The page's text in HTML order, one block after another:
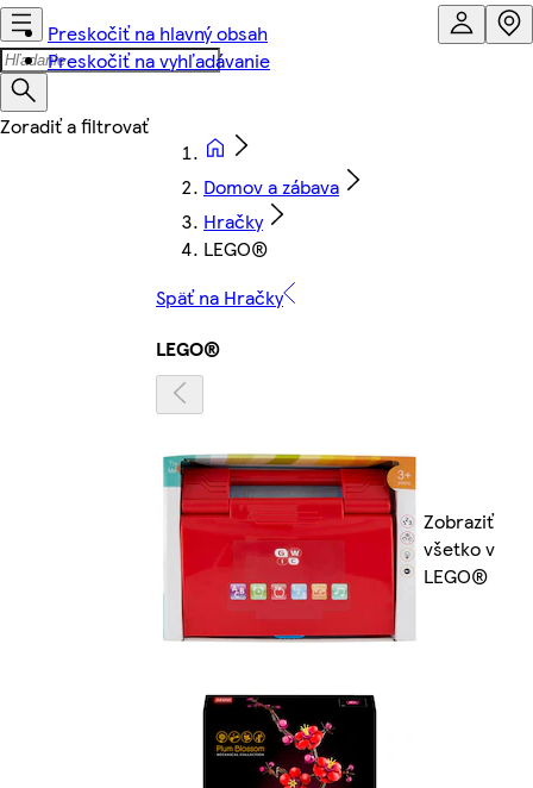
Preskočiť na hlavný obsah
Preskočiť na vyhľadávanie
Domov a zábava
Hračky
LEGO®
Späť na Hračky
LEGO®
Zobraziť
všetko v
LEGO®